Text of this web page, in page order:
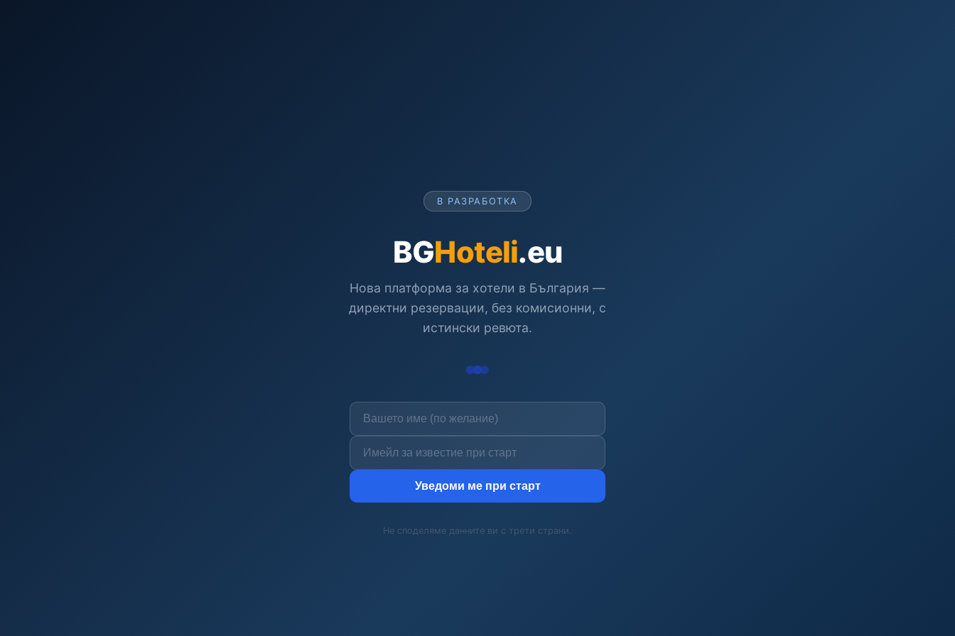
В РАЗРАБОТКА
BGHoteli.eu
Нова платформа за хотели в България —
директни резервации, без комисионни, с
истински ревюта.
Уведоми ме при старт
Не споделяме данните ви с трети страни.